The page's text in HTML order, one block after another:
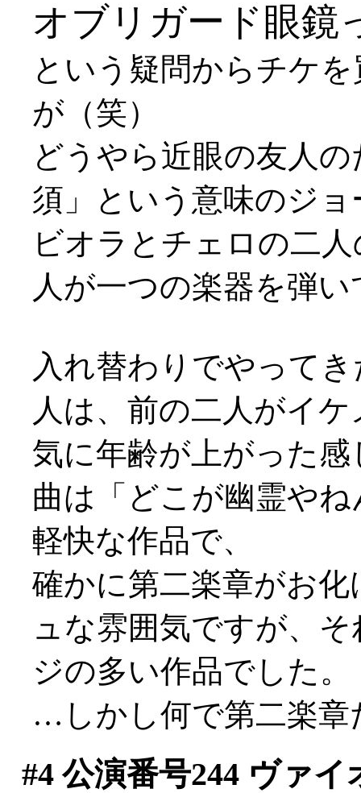
オブリガード眼鏡
という疑問からチケ
が（笑）
どうやら近眼の友人
須」という意味のジ
ビオラとチェロの二
人が一つの楽器を弾
入れ替わりでやって
人は、前の二人がイ
気に年齢が上がった感
曲は「どこが幽霊や
軽快な作品で、
確かに第二楽章がお
ュな雰囲気ですが、
ジの多い作品でした。
…しかし何で第二楽
#4公演番号244 ヴァイ